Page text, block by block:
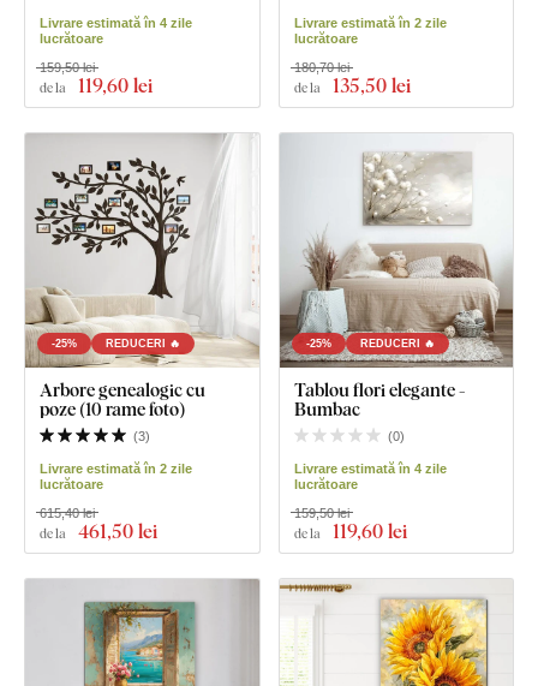
Livrare estimată în 4 zile
lucrătoare
de la 119,60 lei
159,50 lei
Livrare estimată în 2 zile
lucrătoare
de la 135,50 lei
180,70 lei
-25% REDUCERI 🔥
Arbore genealogic cu
poze (10 rame foto)
(3)
Livrare estimată în 2 zile
lucrătoare
de la 461,50 lei
615,40 lei
-25% REDUCERI 🔥
Tablou flori elegante -
Bumbac
(0)
Livrare estimată în 4 zile
lucrătoare
de la 119,60 lei
159,50 lei